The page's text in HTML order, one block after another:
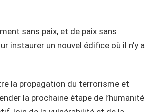
sans paix, et de paix sans
instaurer un nouvel édifice où il n’y a
la propagation du terrorisme et
la prochaine étape de l’humanité